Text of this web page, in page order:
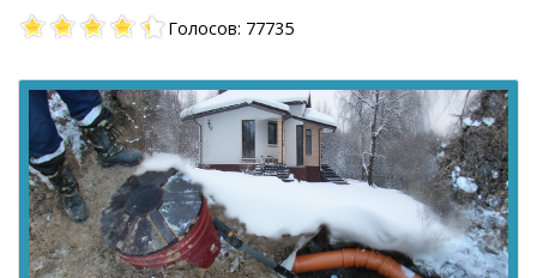
Голосов: 77735